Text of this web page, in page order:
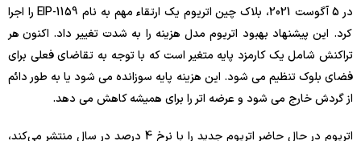
در 5 آگوست 2021، بلاک چین اتریوم یک ارتقاء مهم به نام EIP-1159 را اجرا
کرد. این پیشنهاد بهبود اتریوم مدل هزینه را به شدت تغییر داد. اکنون هر
تراکنش شامل یک کارمزد پایه متغیر است که با توجه به تقاضای فعلی برای
فضای بلوک تنظیم می شود. این هزینه پایه سوزانده می شود یا به طور دائم
از گردش خارج می شود و عرضه اتر را برای همیشه کاهش می دهد.
اتریوم در حال حاضر اتریوم جدید را با نرخ 4 درصد در سال منتشر می‌کند،